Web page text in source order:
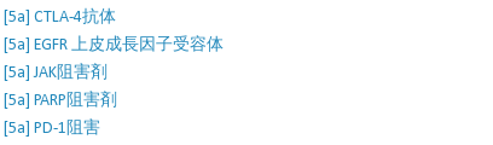
[5a] CTLA-4抗体
[5a] EGFR 上皮成長因子受容体
[5a] JAK阻害剤
[5a] PARP阻害剤
[5a] PD-1阻害